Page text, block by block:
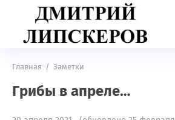
Главная / Заметки
Грибы в апреле…